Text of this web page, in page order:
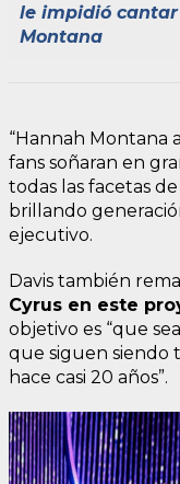
le impidió
Montana
“Hannah Montana
fans soñaran en
todas las facetas
brillando
ejecutivo.
Davis también
Cyrus en este
objetivo es “que
que siguen siendo
hace casi 20 años”.